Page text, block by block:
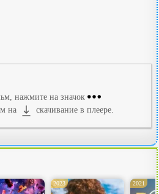
нажмите на значок
на
скачивание в плеере.
2023 2021